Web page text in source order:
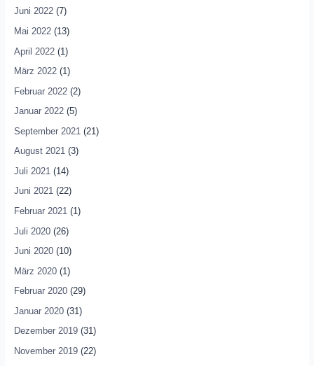
Juni 2022(7)
Mai 2022(13)
April 2022(1)
März 2022(1)
Februar 2022(2)
Januar 2022(5)
September 2021 (21)
August 2021(3)
Juli 2021 (14)
Juni 2021(22)
Februar 2021(1)
Juli 2020(26)
Juni 2020(10)
März 2020(1)
Februar 2020(29)
Januar 2020(31)
Dezember 2019(31)
November 2019(22)